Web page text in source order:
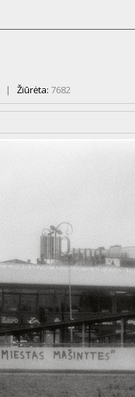
| Žiūrėta: 7682